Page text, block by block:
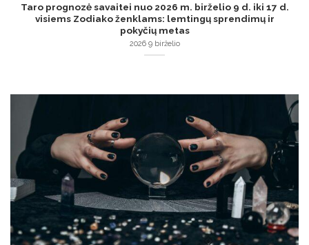
Taro prognozė savaitei nuo 2026 m. birželio 9 d. iki 17 d.
visiems Zodiako ženklams: lemtingų sprendimų ir
pokyčių metas
2026 9 birželio